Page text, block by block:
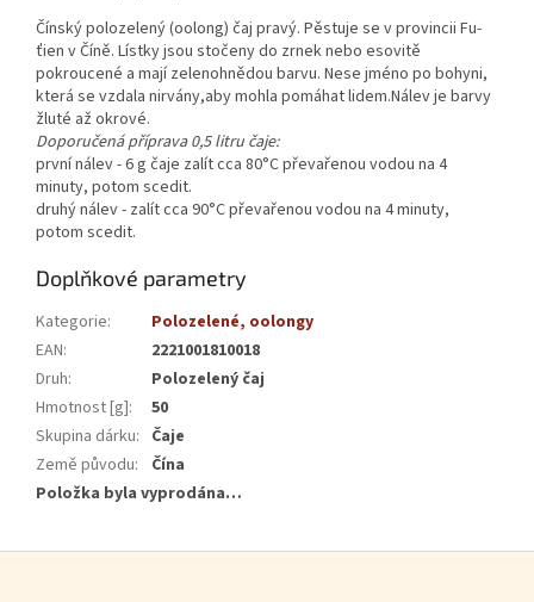
Čínský polozelený (oolong) čaj pravý. Pěstuje se v provincii Fu-
ťien v Číně. Lístky jsou stočeny do zrnek nebo esovitě
pokroucené a mají zelenohnědou barvu. Nese jméno po bohyni,
která se vzdala nirvány,aby mohla pomáhat lidem.Nálev je barvy
žluté až okrové.
Doporučená příprava 0,5 litru čaje:
první nálev - 6 g čaje zalít cca 80°C převařenou vodou na 4
minuty, potom scedit.
druhý nálev - zalít cca 90°C převařenou vodou na 4 minuty,
potom scedit.
Doplňkové parametry
Kategorie:
Polozelené, oolongy
EAN:
2221001810018
Druh:
Polozelený čaj
Hmotnost [g]:
50
Skupina dárku: Čaje
Země původu:
Čína
Položka byla vyprodána…